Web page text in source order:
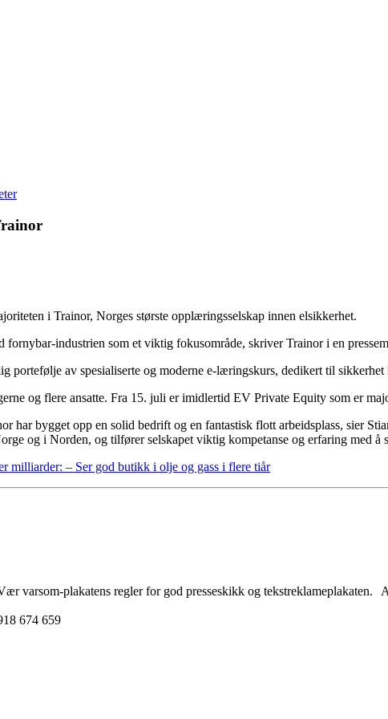
i Trainor, Norges største opplæringsselskap innen elsikkerhet.
fornybar-industrien som et viktig fokusområde, skriver Trainor i en
portefølje av spesialiserte og moderne e-læringskurs, dedikert til
og flere ansatte. Fra 15. juli er imidlertid EV Private Equity som er
har bygget opp en solid bedrift og en fantastisk flott arbeidsplass, sier
og i Norden, og tilfører selskapet viktig kompetanse og erfaring med
milliarder: – Ser god butikk i olje og gass i flere tiår
varsom-plakatens regler for god presseskikk og
674 659